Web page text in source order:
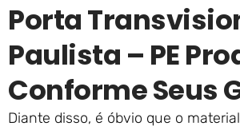
Porta
Paulista – PE
Conforme Seus
Diante disso, é óbvio que o